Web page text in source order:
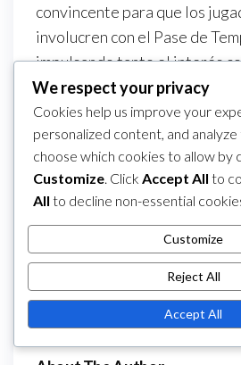
convincente para que los
involucren con el Pase de
impulsando tanto el interés
el juego.
Category
Beneficios del Pase de
Dragon City
Post
navigation
Previous
Post
PREVIOUS
Dragon City
Regalos Diarios: Bonos
diarios, recompensas
de eventos, paquetes
de recursos
We respect your privacy
Cookies help us improve your
personalized content, and analyze
choose which cookies to allow by
Customize. Click Accept All to
All to decline non-essential
Customize
Reject All
Accept All